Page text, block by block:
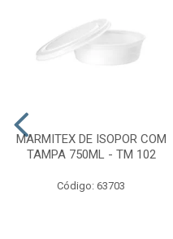
MARMITEX DE ISOPOR COM
TAMPA 750ML - TM 102
Código: 63703